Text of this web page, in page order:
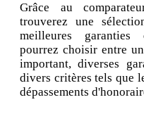
Grâce au
trouverez une
meilleures garanties
pourrez choisir entre
important, diverses
divers critères tels que
dépassements